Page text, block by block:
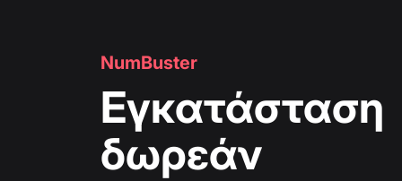
NumBuster
Εγκατάσταση
δωρεάν